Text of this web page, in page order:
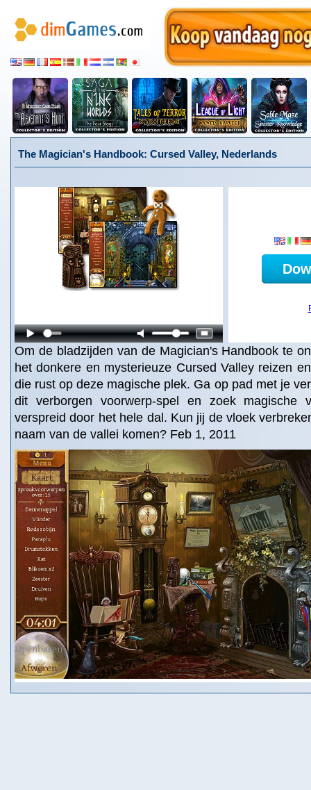
The Magician's Handbook: Cursed Valley, Nederlands
Om de bladzijden van de Magician's Handbook te
het donkere en mysterieuze Cursed Valley reizen
die rust op deze magische plek. Ga op pad met je
dit verborgen voorwerp-spel en zoek magische
verspreid door het hele dal. Kun jij de vloek
naam van de vallei komen? Feb 1, 2011